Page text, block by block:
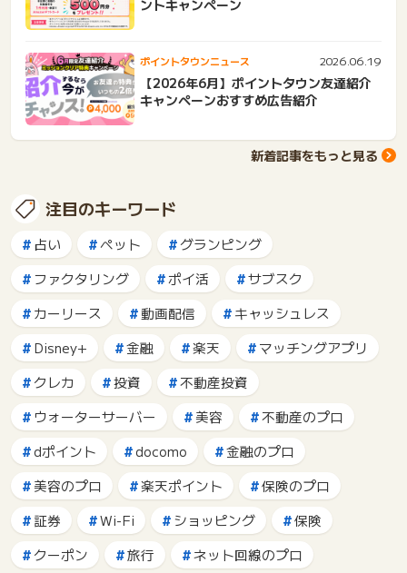
ントキャンペーン
ポイントタウンニュース 2026.06.19
【2026年6月】ポイントタウン友達紹介
キャンペーンおすすめ広告紹介
新着記事をもっと見る
注目のキーワード
占い ペット
グランピング
ファクタリング
ポイ活
サブスク
カーリース
動画配信
キャッシュレス
Disney+
金融 楽天
マッチングアプリ
クレカ
投資
不動産投資
ウォーターサーバー
美容
不動産のプロ
dポイント
docomo
金融のプロ
美容のプロ
楽天ポイント
保険のプロ
証券
Wi-Fi ショッピング
保険
クーポン
旅行
ネット回線のプロ